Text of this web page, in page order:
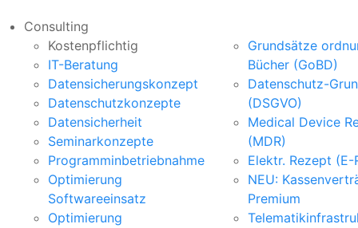
Consulting
Kostenpflichtig
IT-Beratung
Datensicherungskonzept
Datenschutzkonzepte
Datensicherheit
Seminarkonzepte
Programminbetriebnahme
Optimierung
Softwareeinsatz
Optimierung
Grundsätze
Bücher (GoBD)
Datenschutz-
(DSGVO)
Medical Device
(MDR)
Elektr. Rezept (E-
NEU:
Premium